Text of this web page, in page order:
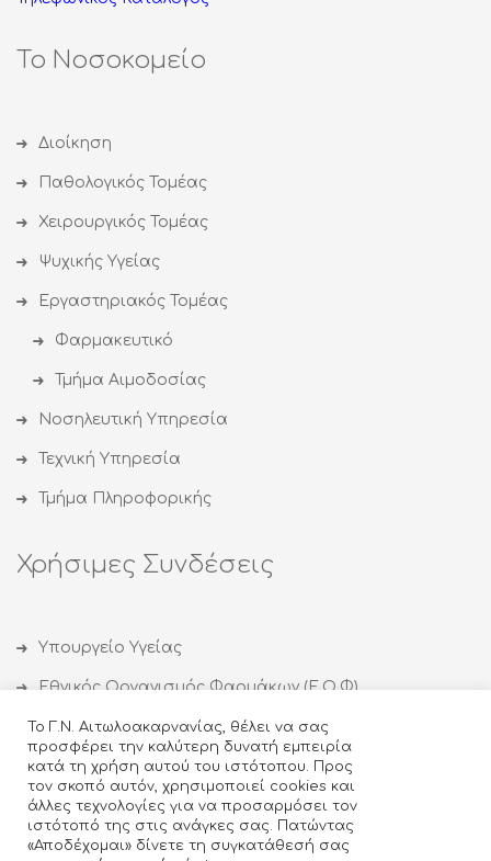
Το Νοσοκομείο
Διοίκηση
Παθολογικός Τομέας
Χειρουργικός Τομέας
Ψυχικής Υγείας
Εργαστηριακός Τομέας
Φαρμακευτικό
Τμήμα Αιμοδοσίας
Νοσηλευτική Υπηρεσία
Τεχνική Υπηρεσία
Τμήμα Πληροφορικής
Χρήσιμες Συνδέσεις
Υπουργείο Υγείας
Εθνικός Οργανισμός Φαρμάκων (Ε.Ο.Φ)
Εθνικός Οργανισμός Δημόσιας Υγείας (ΕΟΔΥ)
Οργανισμός κατά των Ναρκωτικών (ΟΚΑΝΑ)
Ιατρικός Σύλλογος Αγρινίου
Κέντρο Θεραπείας Εξαρτημένων Ατόμων (ΚΕΘΕΑ)
Το Γ.Ν. Αιτωλοακαρνανίας, θέλει να σας
προσφέρει την καλύτερη δυνατή εμπειρία
κατά τη χρήση αυτού του ιστότοπου. Προς
τον σκοπό αυτόν, χρησιμοποιεί cookies και
άλλες τεχνολογίες για να προσαρμόσει τον
ιστότοπό της στις ανάγκες σας. Πατώντας
«Αποδέχομαι» δίνετε τη συγκατάθεσή σας